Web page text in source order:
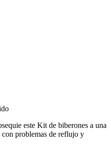
este Kit de biberones a una
con problemas de reflujo y